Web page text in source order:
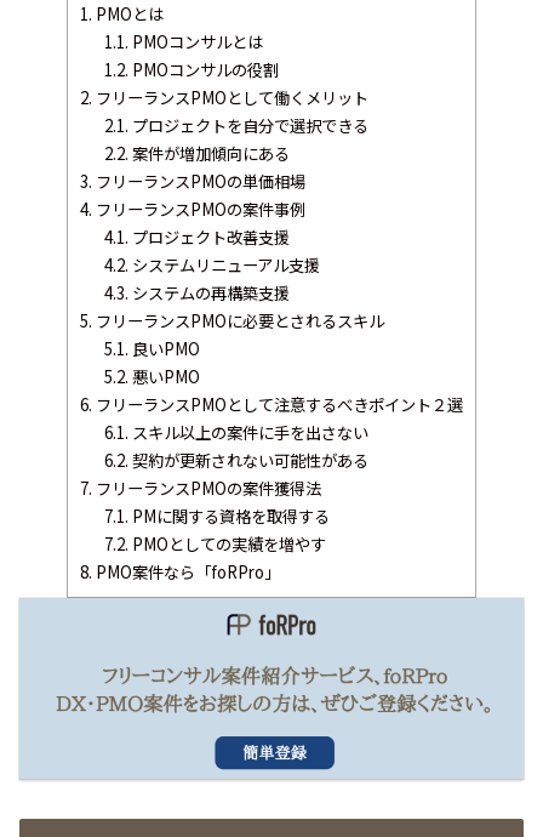
1. PMOとは
1.1. PMOコンサルとは
1.2. PMOコンサルの役割
2. フリーランスPMOとして働くメリット
2.1. プロジェクトを自分で選択できる
2.2. 案件が増加傾向にある
3. フリーランスPMOの単価相場
4. フリーランスPMOの案件事例
4.1. プロジェクト改善支援
4.2. システムリニューアル支援
4.3. システムの再構築支援
5. フリーランスPMOに必要とされるスキル
5.1. 良いPMO
5.2. 悪いPMO
6. フリーランスPMOとして注意するべきポイント２選
6.1. スキル以上の案件に手を出さない
6.2. 契約が更新されない可能性がある
7. フリーランスPMOの案件獲得法
7.1. PMに関する資格を取得する
7.2. PMOとしての実績を増やす
8. PMO案件なら「foRPro」